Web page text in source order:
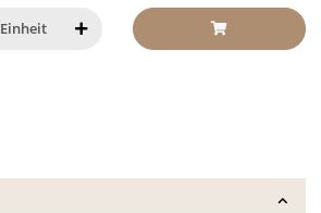
Einheit